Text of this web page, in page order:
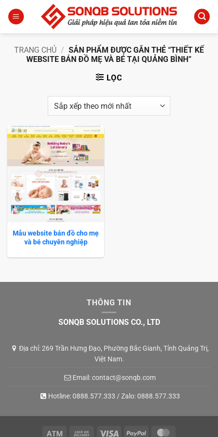
qua
TRANG CHỦ / SẢN PHẨM ĐƯỢC GẮN THẺ “THIẾT KẾ
WEBSITE BÁN ĐỒ MẸ VÀ BÉ TẠI QUẢNG BÌNH”
LỌC
Mẫu website bán đồ cho mẹ
và bé chuyên nghiệp
THÔNG TIN
SONQB SOLUTIONS CO., LTD
Địa chỉ: 269 Trần Hưng Đạo, Phường Bắc Gianh, Tỉnh Quảng Trị,
Việt Nam.
Email:contact@sonqb.com
Hotline:0888.577.333 / Zalo:0888.577.333
Atm Cash Visa PayPal